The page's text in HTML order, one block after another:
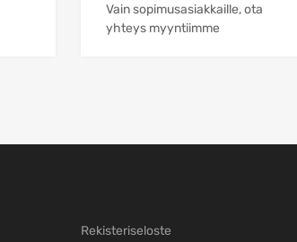
Vain sopimusasiakkaille, ota
yhteys myyntiimme
Rekisteriseloste